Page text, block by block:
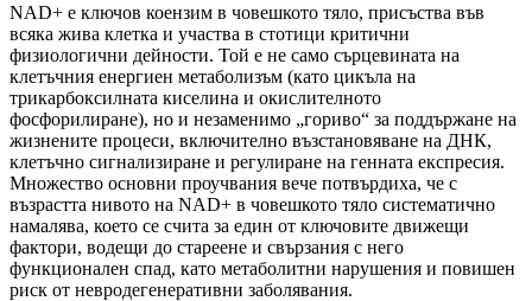
NAD+ е ключов коензим в човешкото тяло, присъства във
всяка жива клетка и участва в стотици критични
физиологични дейности. Той е не само сърцевината на
клетъчния енергиен метаболизъм (като цикъла на
трикарбоксилната киселина и окислителното
фосфорилиране), но и незаменимо „гориво“ за поддържане на
жизнените процеси, включително възстановяване на ДНК,
клетъчно сигнализиране и регулиране на генната експресия.
Множество основни проучвания вече потвърдиха, че с
възрастта нивото на NAD+ в човешкото тяло систематично
намалява, което се счита за един от ключовите движещи
фактори, водещи до стареене и свързания с него
функционален спад, като метаболитни нарушения и повишен
риск от невродегенеративни заболявания.